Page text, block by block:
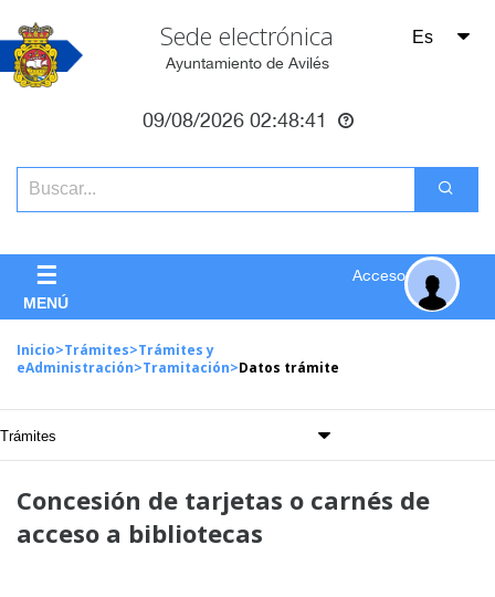
Sede electrónica
Ayuntamiento de Avilés
09/08/2026 02:48:41
☰
MENÚ
Acceso
Inicio>Trámites>Trámites y
eAdministración>Tramitación>Datos trámite
Concesión de tarjetas o carnés de
acceso a bibliotecas